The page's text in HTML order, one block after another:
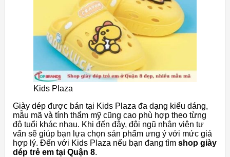
Kids Plaza
Giày dép được bán tại Kids Plaza đa dạng kiểu dáng,
mẫu mã và tính thẩm mỹ cũng cao phù hợp theo từng
độ tuổi khác nhau. Khi đến đây, đội ngũ nhân viên tư
vấn sẽ giúp bạn lựa chọn sản phẩm ưng ý với mức giá
hợp lý. Đến với Kids Plaza nếu bạn đang tìm shop giày
dép trẻ em tại Quận 8.